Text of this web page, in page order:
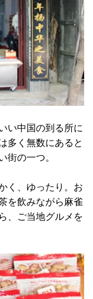
い中国の到る所に
多く無数にあると
街の一つ。
く、ゆったり。お
を飲みながら麻雀
、ご当地グルメを